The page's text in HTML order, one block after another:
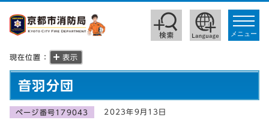
toggle
メニュー
現在位置： 表示
音羽分団
ページ番号179043 2023年9月13日